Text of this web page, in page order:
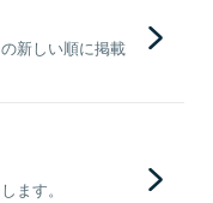
新しい順に掲載
ます。